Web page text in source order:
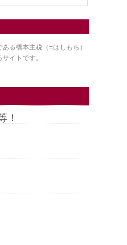
る橋本主税（=はしもち）
イトです。
！